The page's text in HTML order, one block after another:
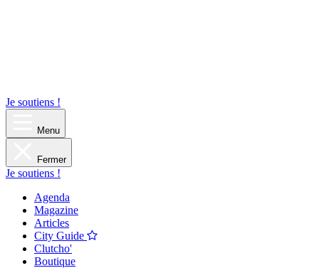
Je soutiens !
Menu
Fermer
Je soutiens !
Agenda
Magazine
Articles
City Guide
Clutcho'
Boutique